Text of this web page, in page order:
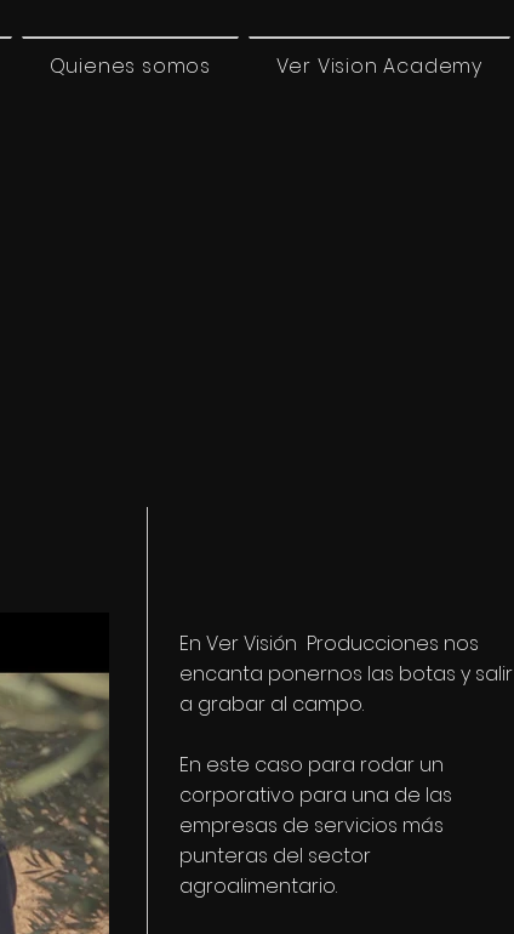
Quienes somos Ver Vision Academy
En Ver Visión Producciones nos
encanta ponernos las botas y salir
a grabar al campo.
En este caso para rodar un
corporativo para una de las
empresas de servicios más
punteras del sector
agroalimentario.